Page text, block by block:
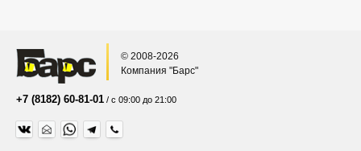
© 2008-2026
Компания "Барс"
+7 (8182) 60-81-01 / с 09:00 до 21:00